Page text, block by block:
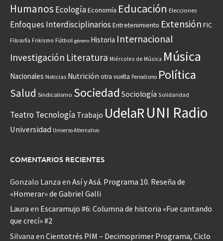
Humanos EcologíaEconomía Educación Elecciones
Enfoques Interdisciplinarios Entretenimiento Extensión FIC
Filosofía Frikismo Fútbol género Historia Internacional
Investigación Literatura Miércoles de Música Música
Nacionales Noticias Nutrición otra vuelta Periodismo Política
Salud Sindicalismo Sociedad Sociología Solidaridad
Teatro Tecnología Trabajo UdelaRUNI Radio
Universidad Universo Alternativo
COMENTARIOS RECIENTES
Gonzalo Lanza en Así y Asá. Programa 10. Reseña de
«Homerar» de Gabriel Galli
Laura en Escaramujo #6: Columna de historia «Fue cantando
que crecí» #2
Silvana en Cientotrés PIM – Decimoprimer Programa, Ciclo